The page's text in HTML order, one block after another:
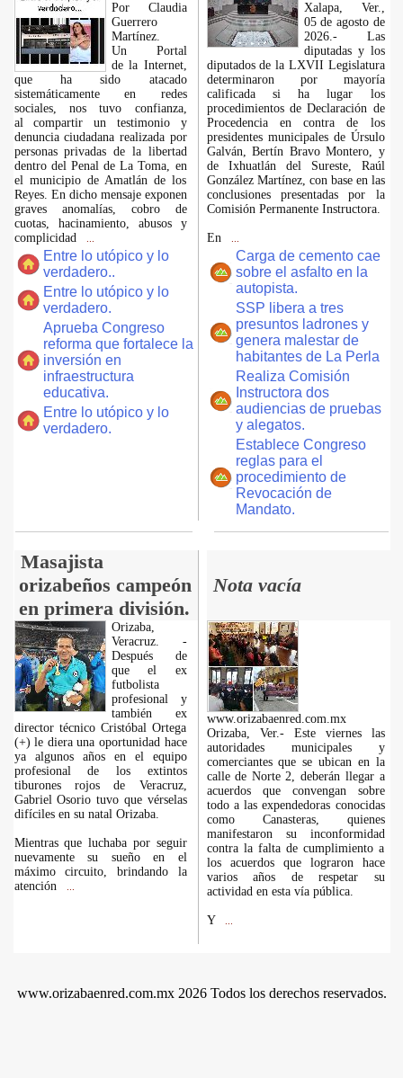
Por Claudia
Guerrero
Martínez.
​Un Portal
de la Internet,
que ha sido atacado
sistemáticamente en redes
sociales, nos tuvo confianza,
al compartir un testimonio y
denuncia ciudadana realizada por
personas privadas de la libertad
dentro del Penal de La Toma, en
el municipio de Amatlán de los
Reyes. En dicho mensaje exponen
graves anomalías, cobro de
cuotas, hacinamiento, abusos y
complicidad
Entre lo utópico y lo
verdadero..
Entre lo utópico y lo
verdadero.
Aprueba Congreso
reforma que fortalece la
inversión en
infraestructura
educativa.
Entre lo utópico y lo
verdadero.
Xalapa, Ver.,
05 de agosto de
2026.- Las
diputadas y los
diputados de la LXVII Legislatura
determinaron por mayoría
calificada si ha lugar los
procedimientos de Declaración de
Procedencia en contra de los
presidentes municipales de Úrsulo
Galván, Bertín Bravo Montero, y
de Ixhuatlán del Sureste, Raúl
González Martínez, con base en las
conclusiones presentadas por la
Comisión Permanente Instructora.
En
Carga de cemento cae
sobre el asfalto en la
autopista.
SSP libera a tres
presuntos ladrones y
genera malestar de
habitantes de La Perla
Realiza Comisión
Instructora dos
audiencias de pruebas
y alegatos.
Establece Congreso
reglas para el
procedimiento de
Revocación de
Mandato.
Masajista
orizabeños campeón
en primera división.
Nota vacía
Orizaba,
Veracruz. -
Después de
que el ex
futbolista
profesional y
también ex
director técnico Cristóbal Ortega
(+) le diera una oportunidad hace
ya algunos años en el equipo
profesional de los extintos
tiburones rojos de Veracruz,
Gabriel Osorio tuvo que vérselas
difíciles en su natal Orizaba.
Mientras que luchaba por seguir
nuevamente su sueño en el
máximo circuito, brindando la
atención
www.orizabaenred.com.mx
Orizaba, Ver.- Este viernes las
autoridades municipales y
comerciantes que se ubican en la
calle de Norte 2, deberán llegar a
acuerdos que convengan sobre
todo a las expendedoras conocidas
como Canasteras, quienes
manifestaron su inconformidad
contra la falta de cumplimiento a
los acuerdos que lograron hace
varios años de respetar su
actividad en esta vía pública.
Y
www.orizabaenred.com.mx 2026 Todos los derechos reservados.